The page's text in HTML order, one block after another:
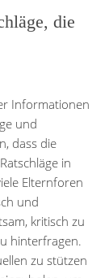
die
Informationen
und
dass die
in
Elternforen
und
kritisch zu
hinterfragen.
zu stützen